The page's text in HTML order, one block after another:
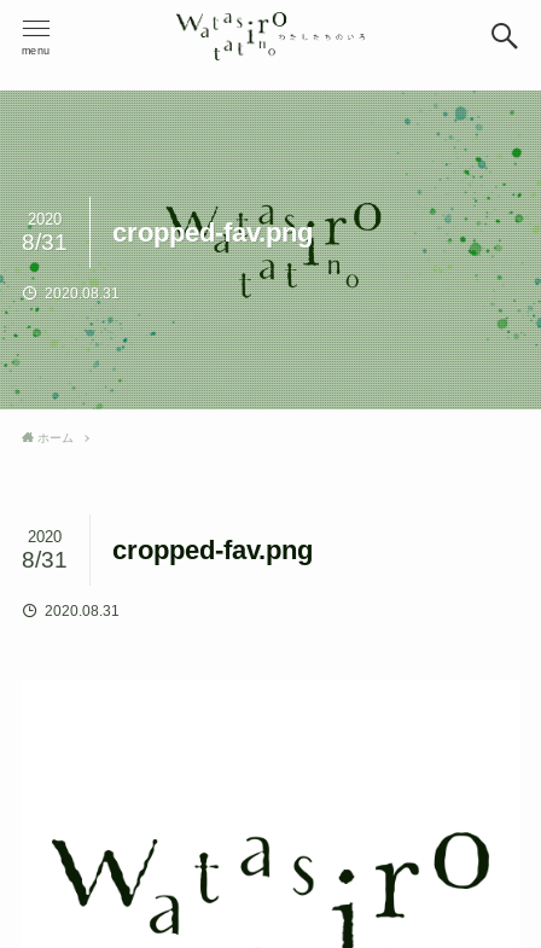
menu
cropped-fav.png
2020
8/31
2020.08.31
ホーム
cropped-fav.png
2020
8/31
2020.08.31